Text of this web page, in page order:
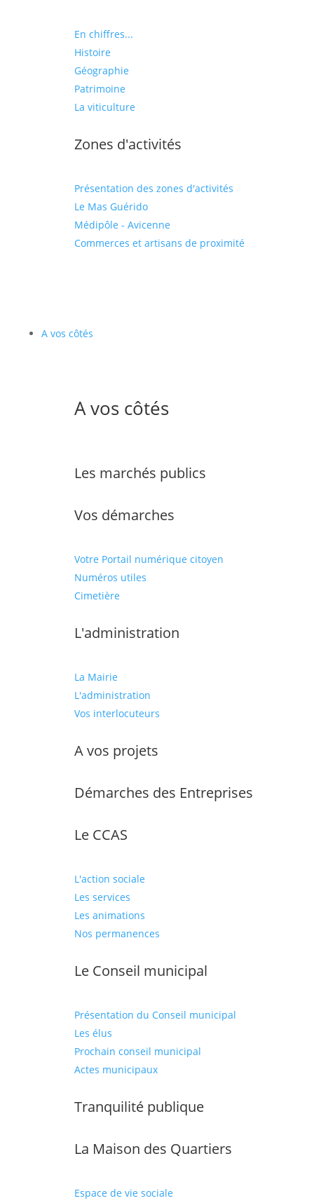
En chiffres...
Histoire
Géographie
Patrimoine
La viticulture
Zones d'activités
Présentation des zones d'activités
Le Mas Guérido
Médipôle - Avicenne
Commerces et artisans de proximité
A vos côtés
A vos côtés
Les marchés publics
Vos démarches
Votre Portail numérique citoyen
Numéros utiles
Cimetière
L'administration
La Mairie
L'administration
Vos interlocuteurs
A vos projets
Démarches des Entreprises
Le CCAS
L'action sociale
Les services
Les animations
Nos permanences
Le Conseil municipal
Présentation du Conseil municipal
Les élus
Prochain conseil municipal
Actes municipaux
Tranquilité publique
La Maison des Quartiers
Espace de vie sociale